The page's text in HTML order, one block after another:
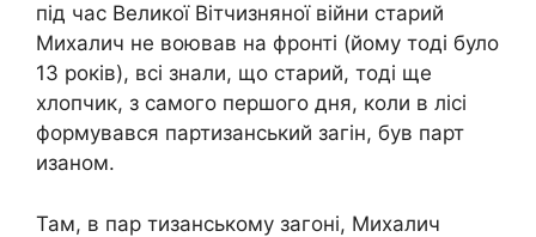
під час Великої Вітчизняної війни старий
Михалич не воював на фронті (йому тоді було
13 років), всі знали, що старий, тоді ще
хлопчик, з самого першого дня, коли в лісі
формувався партизанський загін, був парт
изаном.
Там, в пар тизанському загоні, Михалич